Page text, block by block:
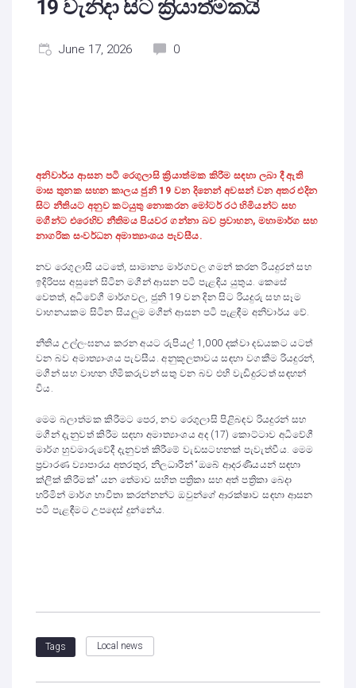
19 වැනිදා සිට ක්‍රියාත්මකයි
June 17, 2026 0
අනිවාර්ය ආසන පටි රෙගුලාසි ක්‍රියාත්මක කිරීම සඳහා ලබා දී ඇති
මාස තුනක සහන කාලය ජුනි 19 වන දිනෙන් අවසන් වන අතර එදින
සිට නීතියට අනුව කටයුතු නොකරන මෝටර් රථ හිමියන්ට සහ
මගීන්ට එරෙහිව නීතිමය පියවර ගන්නා බව ප්‍රවාහන, මහාමාර්ග සහ
නාගරික සංවර්ධන අමාත්‍යාංශය පැවසීය.
නව රෙගුලාසි යටතේ, සාමාන්‍ය මාර්ගවල ගමන් කරන රියදුරන් සහ
ඉදිරිපස අසුනේ සිටින මගීන් ආසන පටි පැළඳිය යුතුය. කෙසේ
වෙතත්, අධිවේගී මාර්ගවල, ජුනි 19 වන දින සිට රියදුරු සහ සෑම
වාහනයකම සිටින සියලුම මගීන් ආසන පටි පැළඳීම අනිවාර්ය වේ.
නීතිය උල්ලංඝනය කරන අයට රුපියල් 1,000 දක්වා දඩයකට යටත්
වන බව අමාත්‍යාංශය පැවසීය. අනුකූලතාවය සඳහා වගකීම රියදුරන්,
මගීන් සහ වාහන හිමිකරුවන් සතු වන බව එහි වැඩිදුරටත් සඳහන්
විය.
මෙම බලාත්මක කිරීමට පෙර, නව රෙගුලාසි පිළිබඳව රියදුරන් සහ
මගීන් දැනුවත් කිරීම සඳහා අමාත්‍යාංශය අද (17) කොට්ටාව අධිවේගී
මාර්ග හුවමාරුවේදී දැනුවත් කිරීමේ වැඩසටහනක් පැවැත්වීය. මෙම
ප්‍රචාරණ ව්‍යාපාරය අතරතුර, නිලධාරීන් “ඔබේ ආදරණීයයන් සඳහා
ක්ලික් කිරීමක්” යන තේමාව සහිත පත්‍රිකා සහ අත් පත්‍රිකා බෙදා
හරිමින් මාර්ග භාවිතා කරන්නන්ට ඔවුන්ගේ ආරක්ෂාව සඳහා ආසන
පටි පැළඳීමට උපදෙස් දුන්නේය.
Tags Local news